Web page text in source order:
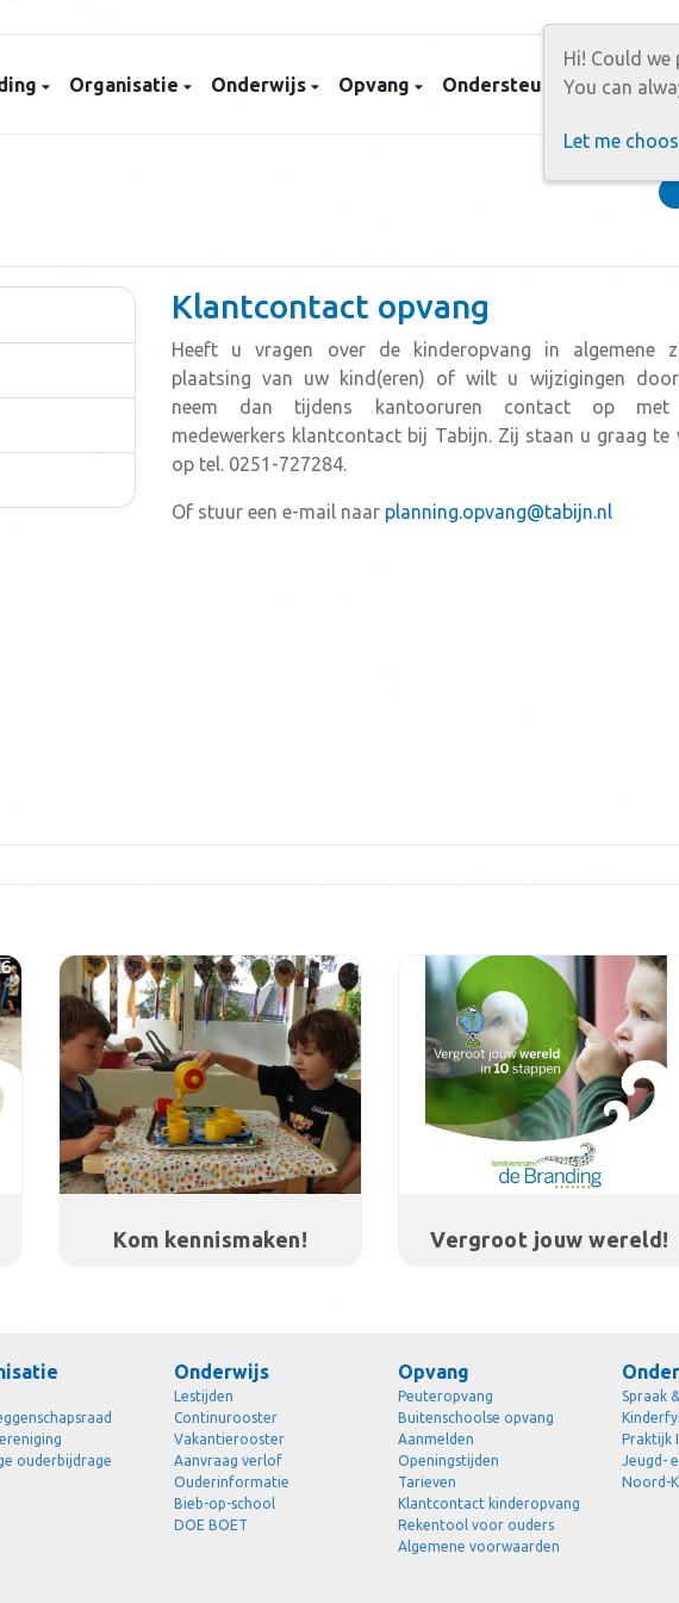
Organisatie Onderwijs Opvang Ondersteuning
Klantcontact opvang
Heeft u vragen over de kinderopvang in algemene
plaatsing van uw kind(eren) of wilt u wijzigingen
neem dan tijdens kantooruren contact op met
medewerkers klantcontact bij Tabijn. Zij staan u graag te
op tel. 0251-727284.
Of stuur een e-mail naar planning.opvang@tabijn.nl
Kom kennismaken! Vergroot jouw wereld!
ouderbijdrage
Onderwijs
Lestijden
Continurooster
Vakantierooster
Aanvraag verlof
Ouderinformatie
Bieb-op-school
DOE BOET
Opvang
Peuteropvang
Buitenschoolse opvang
Aanmelden
Openingstijden
Tarieven
Klantcontact kinderopvang
Rekentool voor ouders
Algemene voorwaarden
Spraak
Praktijk
Jeugd-
Noord-
Hi! Could
You can
Let me